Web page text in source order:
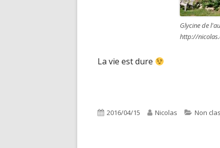
Glycine de
http://
La vie est dure
Publié
2016/04/15 Auteur
Nicolas Non